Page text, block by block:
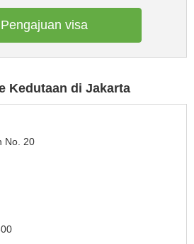
Pengajuan visa
Kedutaan di Jakarta
No. 20